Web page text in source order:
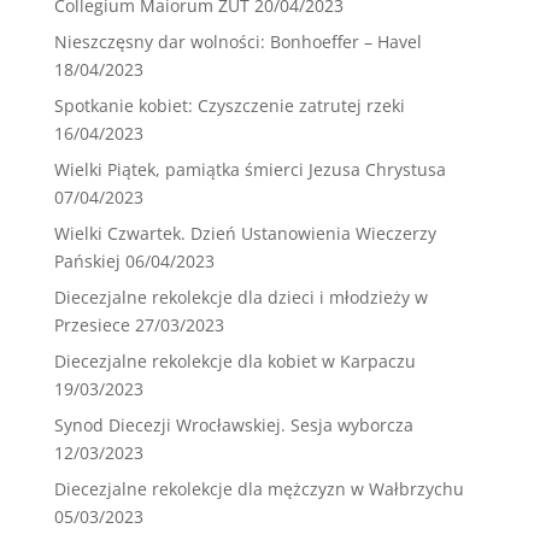
Collegium Maiorum ZUT 20/04/2023
Nieszczęsny dar wolności: Bonhoeffer – Havel
18/04/2023
Spotkanie kobiet: Czyszczenie zatrutej rzeki
16/04/2023
Wielki Piątek, pamiątka śmierci Jezusa Chrystusa
07/04/2023
Wielki Czwartek. Dzień Ustanowienia Wieczerzy
Pańskiej 06/04/2023
Diecezjalne rekolekcje dla dzieci i młodzieży w
Przesiece 27/03/2023
Diecezjalne rekolekcje dla kobiet w Karpaczu
19/03/2023
Synod Diecezji Wrocławskiej. Sesja wyborcza
12/03/2023
Diecezjalne rekolekcje dla mężczyzn w Wałbrzychu
05/03/2023